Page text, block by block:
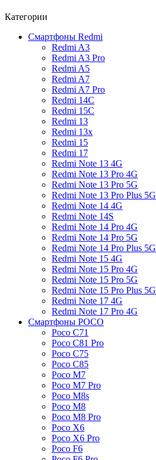
Категории
Смартфоны Redmi
Redmi A3
Redmi A3 Pro
Redmi A5
Redmi A7
Redmi A7 Pro
Redmi 14C
Redmi 15C
Redmi 13
Redmi 13x
Redmi 15
Redmi 17
Redmi Note 13 4G
Redmi Note 13 Pro 4G
Redmi Note 13 Pro 5G
Redmi Note 13 Pro Plus 5G
Redmi Note 14 4G
Redmi Note 14S
Redmi Note 14 Pro 4G
Redmi Note 14 Pro 5G
Redmi Note 14 Pro Plus 5G
Redmi Note 15 4G
Redmi Note 15 Pro 4G
Redmi Note 15 Pro 5G
Redmi Note 15 Pro Plus 5G
Redmi Note 17 4G
Redmi Note 17 Pro 4G
Смартфоны POCO
Poco C71
Poco C81 Pro
Poco C75
Poco C85
Poco M7
Poco M7 Pro
Poco M8s
Poco M8
Poco M8 Pro
Poco X6
Poco X6 Pro
Poco F6